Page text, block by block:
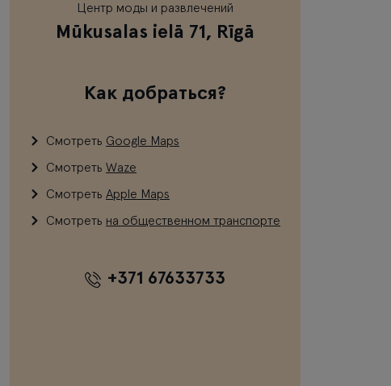
Центр моды и развлечений
Mūkusalas ielā 71, Rīgā
Как добраться?
Смотреть Google Maps
Смотреть Waze
Смотреть Apple Maps
Смотреть на общественном транспорте
+371 67633733